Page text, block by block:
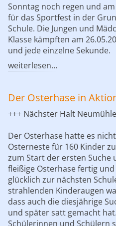
Sonntag noch regen und
für das Sportfest in der
Schule. Die Jungen und
Klasse kämpften am
und jede einzelne Sekunde.
weiterlesen…
Der Osterhase in
+++ Nächster Halt
Der Osterhase hatte es
Osterneste für 160 Kinder
zum Start der ersten Suche
fleißige Osterhase fertig
glücklich zur nächsten
strahlenden Kinderaugen
dass auch die diesjährige
und später satt gemacht
Schülerinnen und Schülern